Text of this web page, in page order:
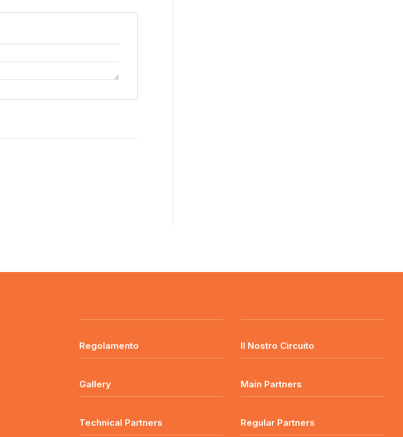
Regolamento Il Nostro Circuito
Gallery Main Partners
Technical Partners Regular Partners